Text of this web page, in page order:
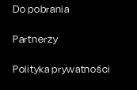
Do pobrania
Partnerzy
Polityka prywatności